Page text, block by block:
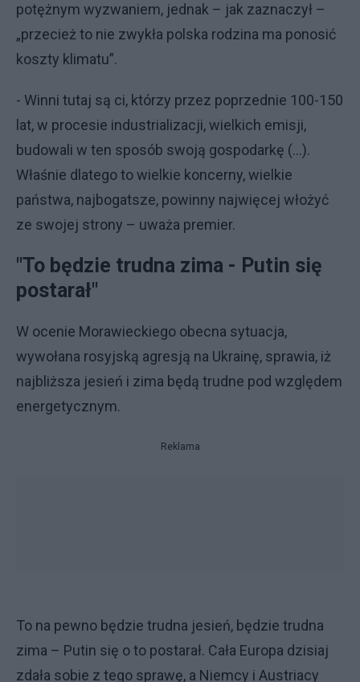
potężnym wyzwaniem, jednak – jak zaznaczył –
„przecież to nie zwykła polska rodzina ma ponosić
koszty klimatu”.
- Winni tutaj są ci, którzy przez poprzednie 100-150
lat, w procesie industrializacji, wielkich emisji,
budowali w ten sposób swoją gospodarkę (…).
Właśnie dlatego to wielkie koncerny, wielkie
państwa, najbogatsze, powinny najwięcej włożyć
ze swojej strony – uważa premier.
"To będzie trudna zima - Putin się
postarał"
W ocenie Morawieckiego obecna sytuacja,
wywołana rosyjską agresją na Ukrainę, sprawia, iż
najbliższa jesień i zima będą trudne pod względem
energetycznym.
Reklama
To na pewno będzie trudna jesień, będzie trudna
zima – Putin się o to postarał. Cała Europa dzisiaj
zdała sobie z tego sprawę, a Niemcy i Austriacy